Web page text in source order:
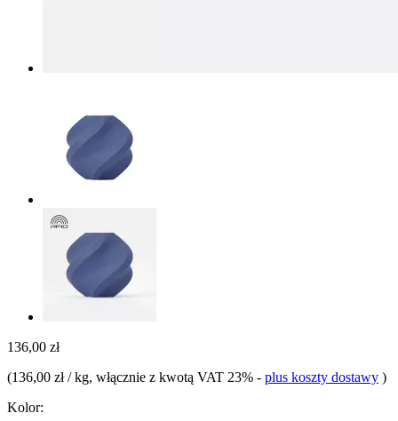
136,00 zł
(136,00 zł / kg, włącznie z kwotą VAT 23% - plus koszty dostawy )
Kolor: